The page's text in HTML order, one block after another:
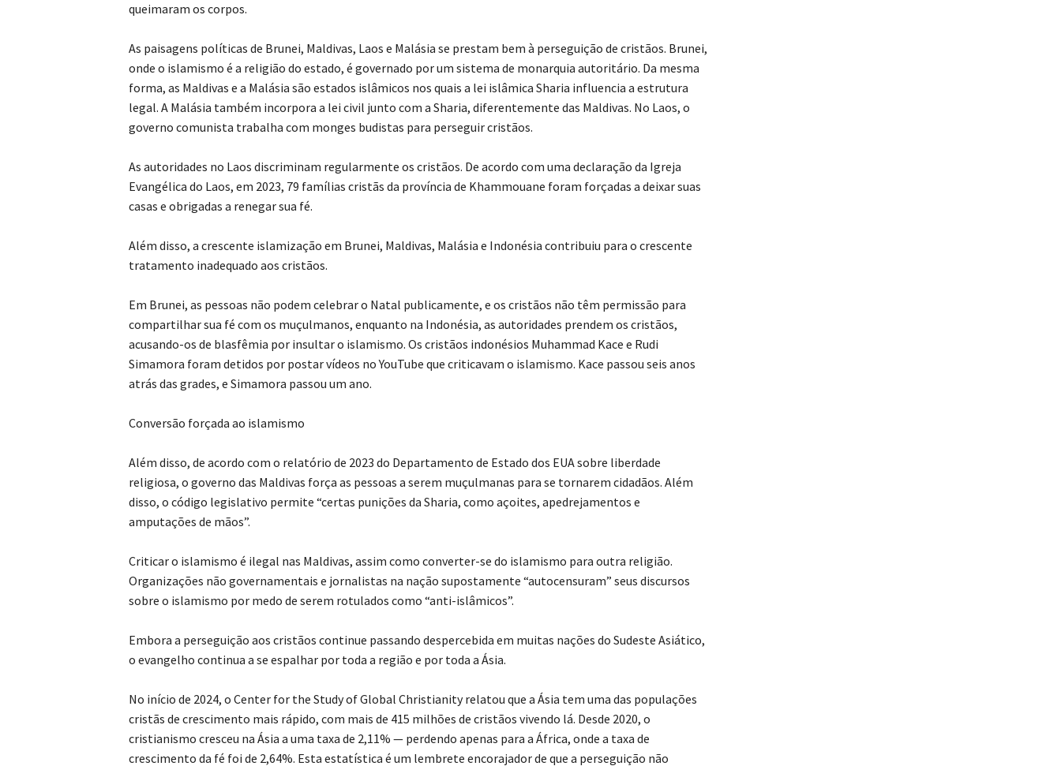
queimaram os corpos.
As paisagens políticas de Brunei, Maldivas, Laos e Malásia se prestam bem à perseguição de cristãos. Brunei,
onde o islamismo é a religião do estado, é governado por um sistema de monarquia autoritário. Da mesma
forma, as Maldivas e a Malásia são estados islâmicos nos quais a lei islâmica Sharia influencia a estrutura
legal. A Malásia também incorpora a lei civil junto com a Sharia, diferentemente das Maldivas. No Laos, o
governo comunista trabalha com monges budistas para perseguir cristãos.
As autoridades no Laos discriminam regularmente os cristãos. De acordo com uma declaração da Igreja
Evangélica do Laos, em 2023, 79 famílias cristãs da província de Khammouane foram forçadas a deixar suas
casas e obrigadas a renegar sua fé.
Além disso, a crescente islamização em Brunei, Maldivas, Malásia e Indonésia contribuiu para o crescente
tratamento inadequado aos cristãos.
Em Brunei, as pessoas não podem celebrar o Natal publicamente, e os cristãos não têm permissão para
compartilhar sua fé com os muçulmanos, enquanto na Indonésia, as autoridades prendem os cristãos,
acusando-os de blasfêmia por insultar o islamismo. Os cristãos indonésios Muhammad Kace e Rudi
Simamora foram detidos por postar vídeos no YouTube que criticavam o islamismo. Kace passou seis anos
atrás das grades, e Simamora passou um ano.
Conversão forçada ao islamismo
Além disso, de acordo com o relatório de 2023 do Departamento de Estado dos EUA sobre liberdade
religiosa, o governo das Maldivas força as pessoas a serem muçulmanas para se tornarem cidadãos. Além
disso, o código legislativo permite “certas punições da Sharia, como açoites, apedrejamentos e
amputações de mãos”.
Criticar o islamismo é ilegal nas Maldivas, assim como converter-se do islamismo para outra religião.
Organizações não governamentais e jornalistas na nação supostamente “autocensuram” seus discursos
sobre o islamismo por medo de serem rotulados como “anti-islâmicos”.
Embora a perseguição aos cristãos continue passando despercebida em muitas nações do Sudeste Asiático,
o evangelho continua a se espalhar por toda a região e por toda a Ásia.
No início de 2024, o Center for the Study of Global Christianity relatou que a Ásia tem uma das populações
cristãs de crescimento mais rápido, com mais de 415 milhões de cristãos vivendo lá. Desde 2020, o
cristianismo cresceu na Ásia a uma taxa de 2,11% — perdendo apenas para a África, onde a taxa de
crescimento da fé foi de 2,64%. Esta estatística é um lembrete encorajador de que a perseguição não